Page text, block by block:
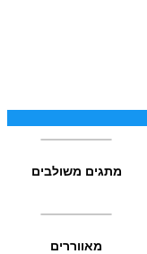
מתגים משולבים
מאווררים